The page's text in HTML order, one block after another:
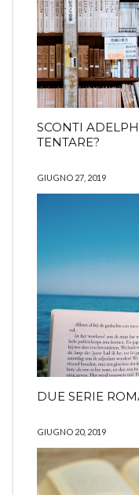
SCONTI
TENTARE?
GIUGNO 27, 2019
DUE SERIE
GIUGNO 20, 2019